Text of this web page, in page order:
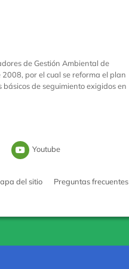
de Gestión Ambiental de
por el cual se reforma el plan
de seguimiento exigidos en
Twitter Youtube
del sitio Preguntas frecuentes